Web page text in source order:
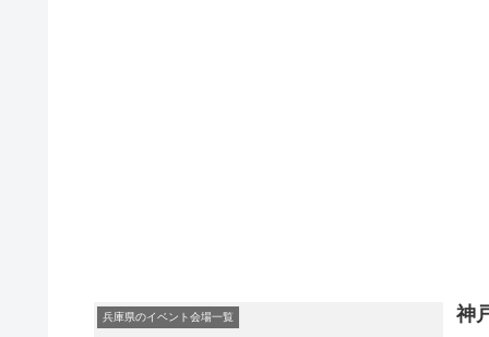
兵庫県のイベント会場一覧 神